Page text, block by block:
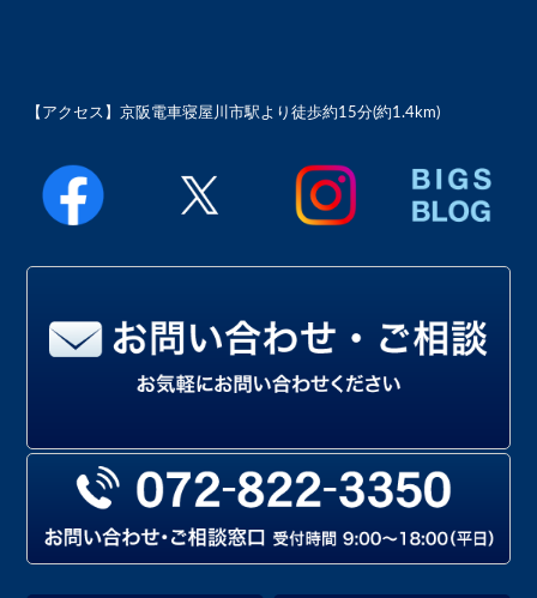
【アクセス】京阪電車寝屋川市駅より徒歩約15分(約1.4km)